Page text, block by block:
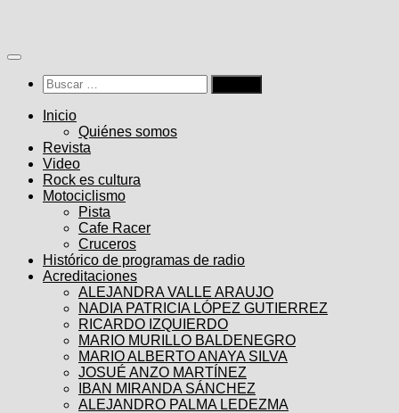
contenido
Buscar:
Inicio
Quiénes somos
Revista
Video
Rock es cultura
Motociclismo
Pista
Cafe Racer
Cruceros
Histórico de programas de radio
Acreditaciones
ALEJANDRA VALLE ARAUJO
NADIA PATRICIA LÓPEZ GUTIERREZ
RICARDO IZQUIERDO
MARIO MURILLO BALDENEGRO
MARIO ALBERTO ANAYA SILVA
JOSUÉ ANZO MARTÍNEZ
IBAN MIRANDA SÁNCHEZ
ALEJANDRO PALMA LEDEZMA